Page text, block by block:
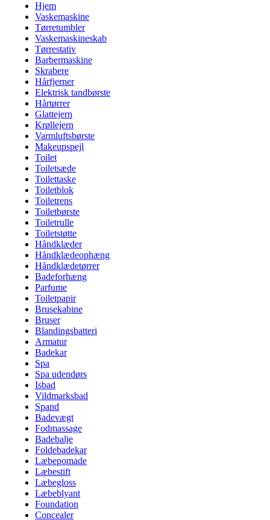
Hjem
Vaskemaskine
Tørretumbler
Vaskemaskineskab
Tørrestativ
Barbermaskine
Skrabere
Hårfjerner
Elektrisk tandbørste
Hårtørrer
Glattejern
Krøllejern
Varmluftsbørste
Makeupspejl
Toilet
Toiletsæde
Toilettaske
Toiletblok
Toiletrens
Toiletbørste
Toiletrulle
Toiletstøtte
Håndklæder
Håndklædeophæng
Håndklædetørrer
Badeforhæng
Parfume
Toiletpapir
Brusekabine
Bruser
Blandingsbatteri
Armatur
Badekar
Spa
Spa udendørs
Isbad
Vildmarksbad
Spand
Badevægt
Fodmassage
Badebalje
Foldebadekar
Læbepomade
Læbestift
Læbegloss
Læbeblyant
Foundation
Concealer